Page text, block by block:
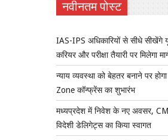
नवीनतम पोस्ट
IAS-IPS अधिकारियों से सीधे सीखेंगे
करियर और परीक्षा तैयारी पर मिलेगा
न्याय व्यवस्था को बेहतर बनाने पर
Zone कॉन्फ्रेंस का शुभारंभ
मध्यप्रदेश में निवेश के नए अवसर,
विदेशी डेलिगेट्स का किया स्वागत